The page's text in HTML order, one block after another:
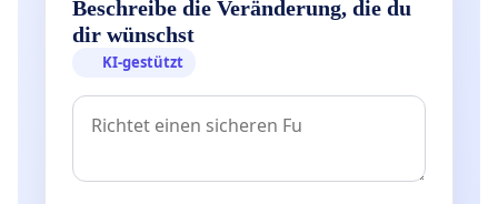
sicher möglich.
Andreas Schäfer:
Ich erlebe jeden Morgen, wie es bei der Querung der
mehrere Ursachen haben: Kinder stehen aus Platzmangel
Beschreibe die Veränderung, die du
dir wünschst
KI-gestützt